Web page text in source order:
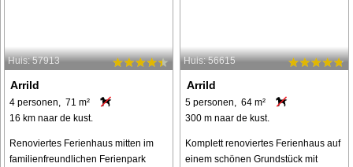
Huis: 57913
Arrild
4 personen, 71 m²
16 km naar de kust.
Renoviertes Ferienhaus mitten im
familienfreundlichen Ferienpark
Huis: 56615
Arrild
5 personen, 64 m²
300 m naar de kust.
Komplett renoviertes Ferienhaus auf
einem schönen Grundstück mit